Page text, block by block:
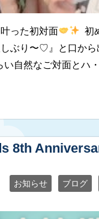
った初対面
初
ぶり〜♡』と口から
い自然なご対面とハ
8th
お知らせ ブログ